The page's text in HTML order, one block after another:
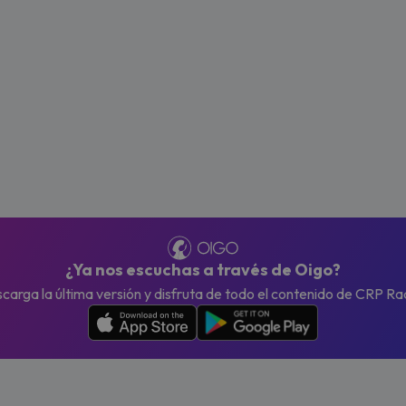
¿Ya nos escuchas a través de Oigo?
la última versión y disfruta de todo el contenido de CRP